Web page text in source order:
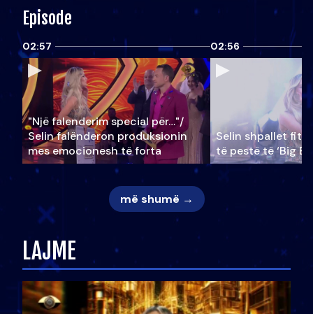
Episode
02:57
"Një falenderim special për…"/
Selin falënderon produksionin
mes emocionesh të forta
02:56
Selin shpallet
të pestë të ‘Big
më shumë →
LAJME